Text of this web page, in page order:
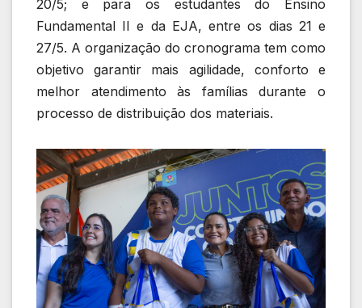
20/5; e para os estudantes do Ensino
Fundamental II e da EJA, entre os dias 21 e
27/5. A organização do cronograma tem como
objetivo garantir mais agilidade, conforto e
melhor atendimento às famílias durante o
processo de distribuição dos materiais.